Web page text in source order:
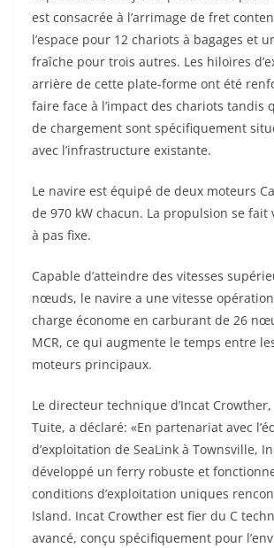
est consacrée à l’arrimage de fret
l’espace pour 12 chariots à bagages et
fraîche pour trois autres. Les hiloires
arrière de cette plate-forme ont été
faire face à l’impact des chariots tandis
de chargement sont spécifiquement
avec l’infrastructure existante.
Le navire est équipé de deux moteurs
de 970 kW chacun. La propulsion se fait
à pas fixe.
Capable d’atteindre des vitesses
nœuds, le navire a une vitesse
charge économe en carburant de 26
MCR, ce qui augmente le temps entre
moteurs principaux.
Le directeur technique d’Incat
Tuite, a déclaré: «En partenariat avec
d’exploitation de SeaLink à Townsville,
développé un ferry robuste et
conditions d’exploitation uniques
Island. Incat Crowther est fier du C
avancé, conçu spécifiquement pour